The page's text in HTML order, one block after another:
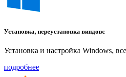
Установка, переустановка виндовс
Установка и настройка Windows,
подробнее